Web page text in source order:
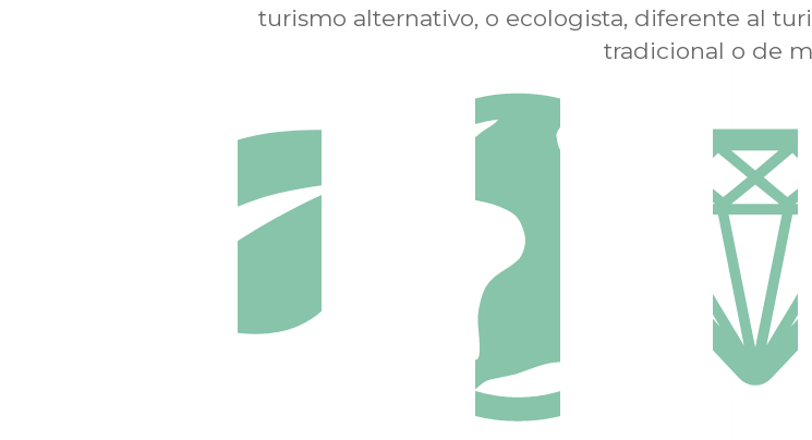
turismo alternativo, o ecologista, diferente al
tradicional o de